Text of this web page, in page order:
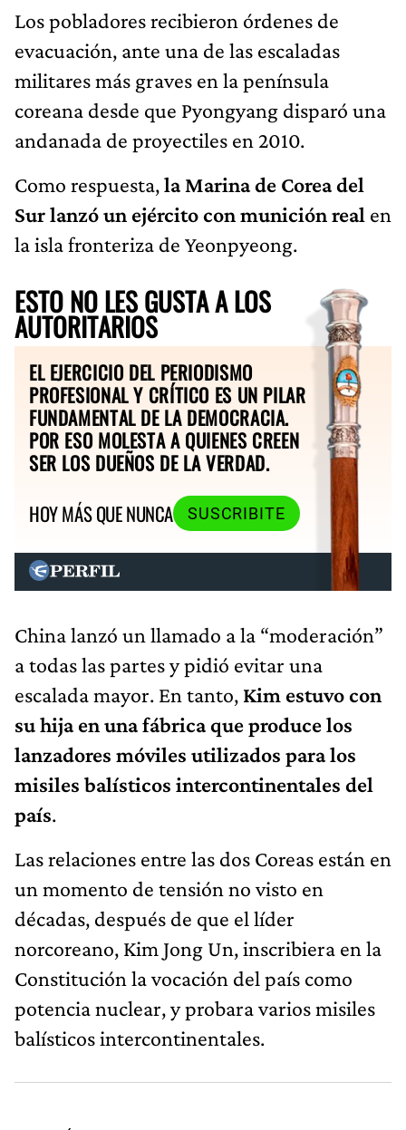
Los pobladores recibieron órdenes de
evacuación, ante una de las escaladas
militares más graves en la península
coreana desde que Pyongyang disparó una
andanada de proyectiles en 2010.
Como respuesta,la Marina de Corea del
Sur lanzó un ejército con munición real en
la isla fronteriza de Yeonpyeong.
ESTO NO LES GUSTA A LOS
AUTORITARIOS
EL EJERCICIO DEL PERIODISMO
PROFESIONAL Y CRÍTICO ES UN PILAR
FUNDAMENTAL DE LA DEMOCRACIA.
POR ESO MOLESTA A QUIENES CREEN
SER LOS DUEÑOS DE LA VERDAD.
HOY MÁS QUE NUNCA
SUSCRIBITE
China lanzó un llamado a la “moderación”
a todas las partes y pidió evitar una
escalada mayor. En tanto, Kim estuvo con
su hija en una fábrica que produce los
lanzadores móviles utilizados para los
misiles balísticos intercontinentales del
país.
Las relaciones entre las dos Coreas están en
un momento de tensión no visto en
décadas, después de que el líder
norcoreano, Kim Jong Un, inscribiera en la
Constitución la vocación del país como
potencia nuclear, y probara varios misiles
balísticos intercontinentales.